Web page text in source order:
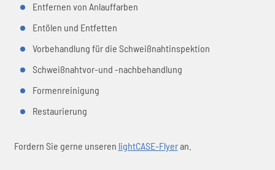
Entfernen von Anlauffarben
Entölen und Entfetten
Vorbehandlung für die Schweißnahtinspektion
Schweißnahtvor-und -nachbehandlung
Formenreinigung
Restaurierung
Fordern Sie gerne unseren lightCASE-Flyeran.